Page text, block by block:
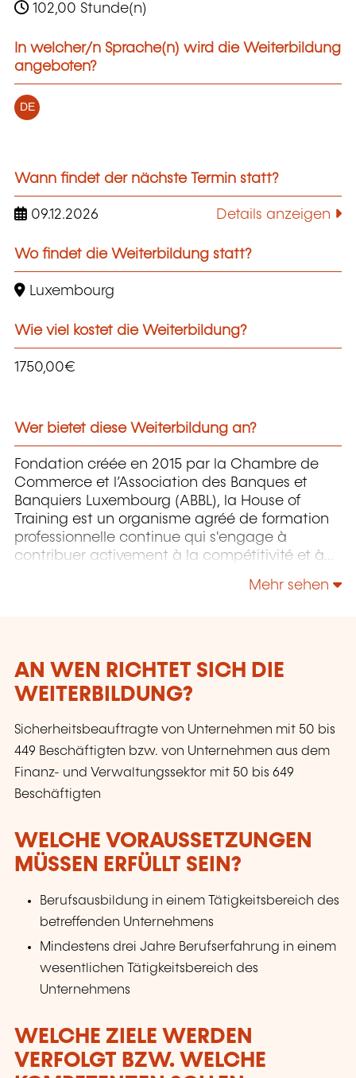
102,00 Stunde(n)
In welcher/n Sprache(n) wird die Weiterbildung
angeboten?
DE
Wann findet der nächste Termin statt?
09.12.2026 Details anzeigen
Wo findet die Weiterbildung statt?
Luxembourg
Wie viel kostet die Weiterbildung?
1750,00€
Wer bietet diese Weiterbildung an?
Fondation créée en 2015 par la Chambre de
Commerce et l’Association des Banques et
Banquiers Luxembourg (ABBL), la House of
Training est un organisme agréé de formation
professionnelle continue qui s'engage à
contribuer activement à la compétitivité et à
les compétences de ceux qui font vivre son
Mehr sehen
AN WEN RICHTET SICH DIE
WEITERBILDUNG?
Sicherheitsbeauftragte von Unternehmen mit 50 bis
449 Beschäftigten bzw. von Unternehmen aus dem
Finanz- und Verwaltungssektor mit 50 bis 649
Beschäftigten
WELCHE VORAUSSETZUNGEN
MÜSSEN ERFÜLLT SEIN?
Berufsausbildung in einem Tätigkeitsbereich des
betreffenden Unternehmens
Mindestens drei Jahre Berufserfahrung in einem
wesentlichen Tätigkeitsbereich des
Unternehmens
WELCHE ZIELE WERDEN
VERFOLGT BZW. WELCHE